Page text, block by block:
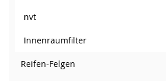
nvt
Innenraumfilter
Reifen-Felgen